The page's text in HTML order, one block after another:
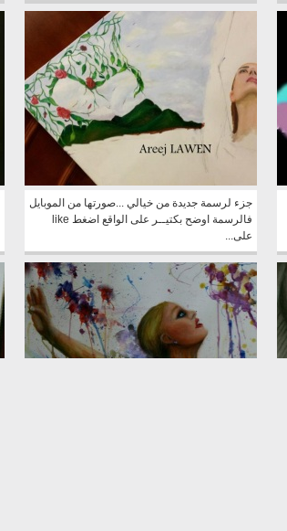
جزء لرسمة جديدة من خيالي ...صورتها من الموبايل
فالرسمة اوضح بكتيــر على الواقع اضغط like
على...